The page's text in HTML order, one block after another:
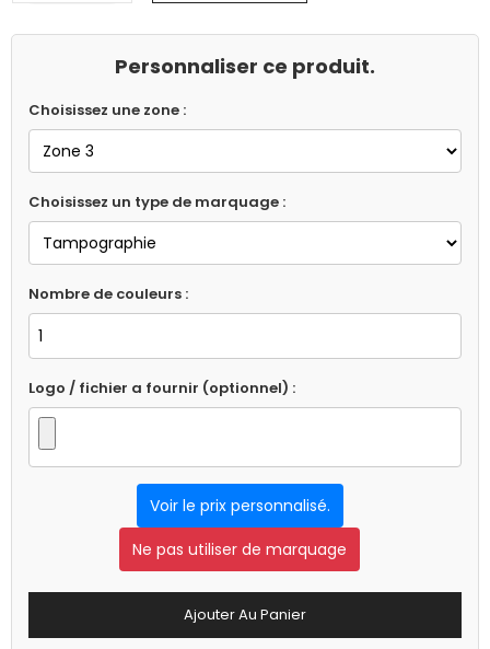
Personnaliser ce produit.
Choisissez une zone :
Choisissez un type de marquage :
Nombre de couleurs :
Logo / fichier a fournir (optionnel) :
Voir le prix personnalisé.
Ne pas utiliser de marquage
Ajouter Au Panier